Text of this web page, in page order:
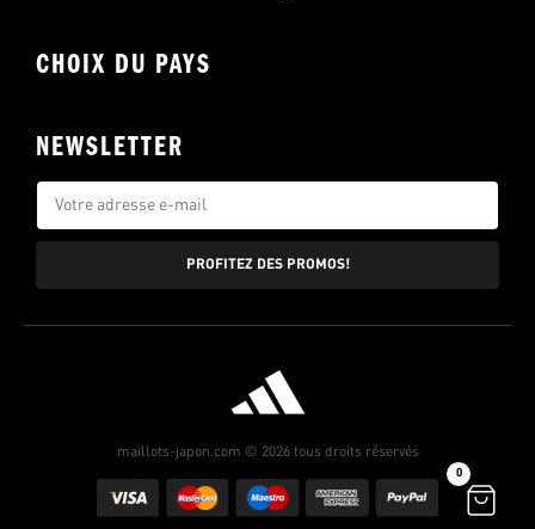
CHOIX DU PAYS
NEWSLETTER
PROFITEZ DES PROMOS!
maillots-japon.com © 2026 tous droits réservés
0